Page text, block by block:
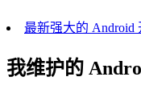
最新强大的 Android
我维护的